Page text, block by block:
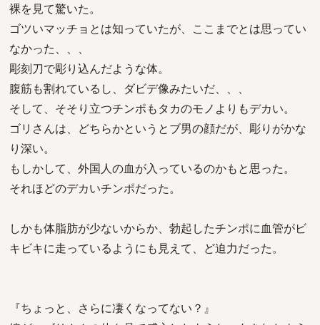
裸を見て驚いた。
ゴツいマッチョとは知っていたが、ここまでとは思ってい
なかった、、、
彫刻刀で彫り込んだような体。
腹筋も割れているし、ダビデ像みたいだ、、、
そして、そそり立つチンポもタカのモノよりもデカい。
ゴリさんは、どちらかというとブ男の顔だが、彫りがかな
り深い。
もしかして、外国人の血が入っているのかもと思った。
それほどのデカいチンポだった。
しかも体脂肪が少ないからか、勃起したチンポに血管がビ
キビキに走っているようにも見えて、ど迫力だった。
『ちょっと、さらに凄くなってない？』